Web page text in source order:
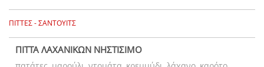
ΠΙΤΤΕΣ - ΣΑΝΤΟΥΙΤΣ
ΠΙΤΤΑ ΛΑΧΑΝΙΚΩΝ ΝΗΣΤΙΣΙΜΟ